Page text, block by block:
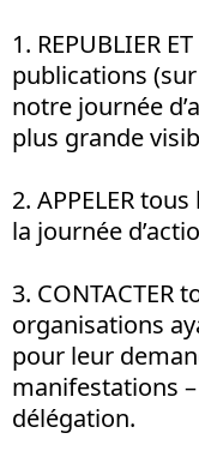
1. REPUBLIER
publications (sur
notre journée
plus grande
2. APPELER
la journée
3. CONTACTER
organisations
pour leur
manifestations
délégation.